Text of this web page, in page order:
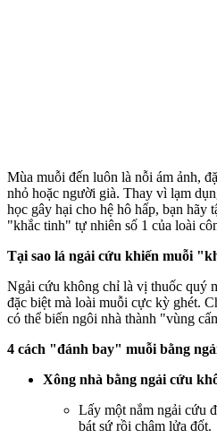
Mùa muỗi đến luôn là nỗi ám ảnh,
nhỏ hoặc người già. Thay vì lạ‌m
học gây hại cho hệ hô hấp, bạn hãy
"khắc tinh" tự nhiên số 1 của loài
Tại sao lá ngải cứu khiến muỗi
Ngải cứu không chỉ là vị thuốc quý
đặc biệt mà loài muỗi cực kỳ ghét.
có thể biến ngôi nhà thành "vùng
4 cách "đánh bay" muỗi bằng
Xông nhà bằng ngải cứu
Lấy một nắm ngải cứu
bát sứ rồi châm lửa đốt.